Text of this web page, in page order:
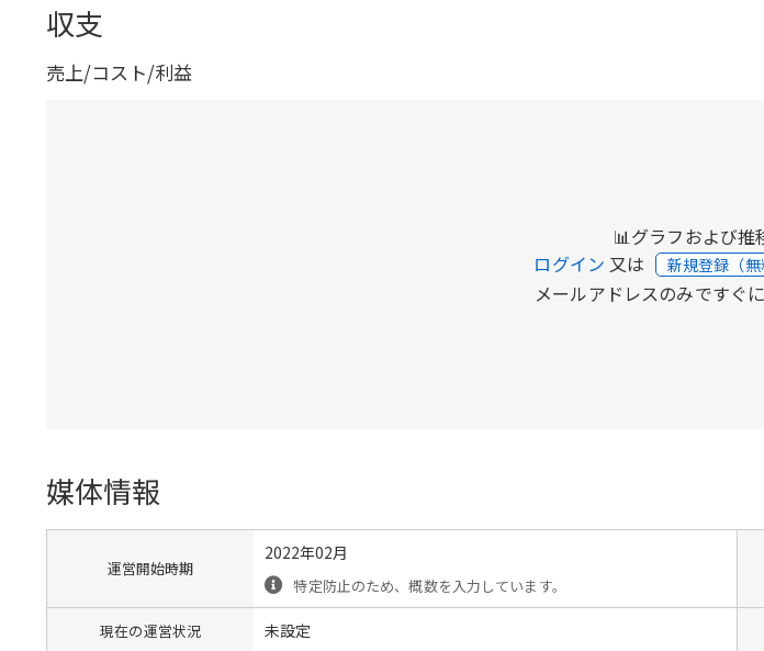
収支
売上/コスト/利益
📊グラフおよび推
ログイン 又は 新規登録（
メールアドレスのみですぐ
媒体情報
運営開始時期
2022年02月
特定防止のため、概数を入力しています。
現在の運営状況 未設定